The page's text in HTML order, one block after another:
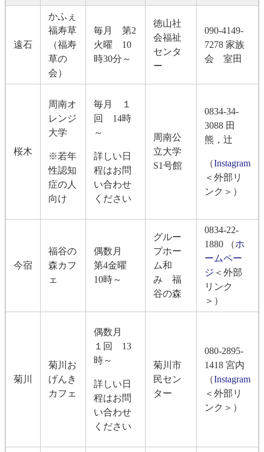
遠石
かふぇ
福寿草
（福寿
草の
会）
毎月 第2
火曜 10
時30分～
徳山社
会福祉
センタ
ー
090-4149-
7278 家族
会 室田
桜木
周南オ
レンジ
大学
※若年
性認知
症の人
向け
毎月 １
回 14時
～
詳しい日
程はお問
い合わせ
ください
周南公
立大学
S1号館
0834-34-
3088 田
熊，辻
（Instagram
＜外部リ
ンク＞ ）
今宿
福谷の
森カフ
ェ
偶数月
第4金曜
10時～
グルー
プホー
ム和
み 福
谷の森
0834-22-
1880 （ホ
ームペー
ジ ＜外部
リンク
＞ ）
菊川
菊川お
げんき
カフェ
偶数月
１回 13
時～
詳しい日
程はお問
い合わせ
ください
菊川市
民セン
ター
080-2895-
1418 宮内
（Instagram
＜外部リ
ンク＞ ）